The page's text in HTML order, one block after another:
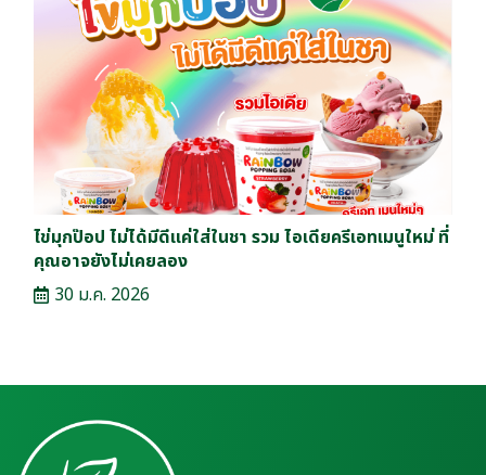
ไข่มุกป๊อป ไม่ได้มีดีแค่ใส่ในชา รวม ไอเดียครีเอทเมนูใหม่ ที่
คุณอาจยังไม่เคยลอง
30 ม.ค. 2026